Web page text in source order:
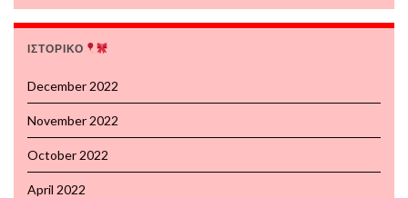
ΙΣΤΟΡΙΚΟ
December 2022
November 2022
October 2022
April 2022